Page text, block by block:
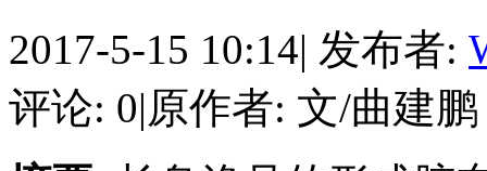
2017-5-15 10:14| 发布者:
评论: 0|原作者: 文/曲建鹏